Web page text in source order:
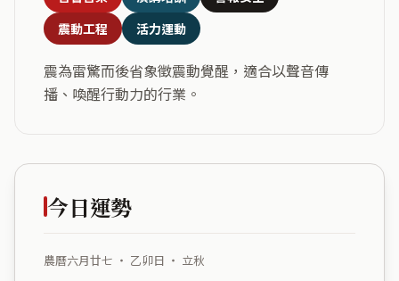
震動工程
活力運動
震為雷驚而後省象徵震動覺醒，適合以聲音傳
播、喚醒行動力的行業。
今日運勢
農曆六月廿七 ・ 乙卯日 ・ 立秋